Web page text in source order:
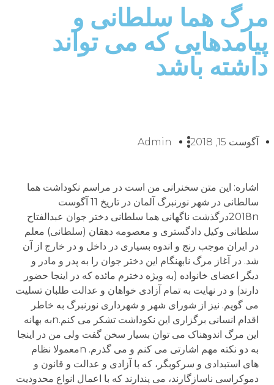
مرگ هما سلطانی و
پیامدهایی که می تواند
داشته باشد
آگوست 15, 2018 Admin
اشاره: این متن سخنرانی من است در مراسم نکوداشت هما
سالطانی در شهر نورنبرگ آلمان در تاریخ 11 آگوست
2018nدرگذشت ناگهانی هما سلطانی دختر جوان عبدالفتاح
سلطانی وکیل دادگستری و معصومه دهقان (سلطانی) معلم
در ایران موجب رنج و اندوه بسیاری در داخل و در خارج از آن
شد. در آغاز مرگ نابهنگام این دختر جوان را به پدر و مادر و
دیگر اعضای خانواده (به ویژه دخترم مائده که در اینجا حضور
دارند) و در نهایت به تمام آزادی خواهان و عدالت طلبان تسلیت
می گویم. نیز از شورای شهر و شهرداری نورنبرگ به خاطر
اقدام انسانی برگزاری این نکوداشت تشکر می کنم.nبه بهانه
این مرگ اندوهناک می توان بسیار سخن گفت ولی من در اینجا
به دو نکته مهم اشارتی می کنم و می گذرم. nمعمولا نظام
های استبدادی و سرکوبگر، که با آزادی و عدالت و قانون و
دموکراسی ناسازگارند، می پندارند که با اعمال انواع محدودیت